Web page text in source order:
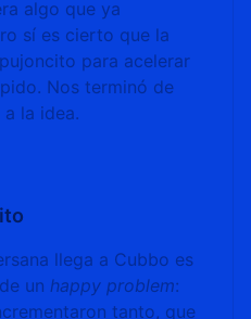
algo que ya
sí es cierto que la
para acelerar
Nos terminó de
la idea.
llega a Cubbo es
un happy problem:
tanto, que